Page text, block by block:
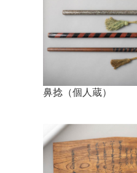
鼻捻（個人蔵）